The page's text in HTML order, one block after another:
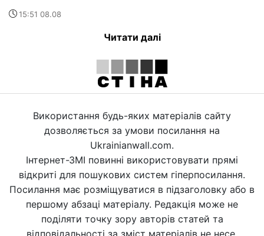
15:51 08.08
Читати далі
Використання будь-яких матеріалів сайту
дозволяється за умови посилання на
Ukrainianwall.com.
Інтернет-ЗМІ повинні використовувати прямі
відкриті для пошукових систем гіперпосилання.
Посилання має розміщуватися в підзаголовку або в
першому абзаці матеріалу. Редакція може не
поділяти точку зору авторів статей та
відповідальності за зміст матеріалів не несе.